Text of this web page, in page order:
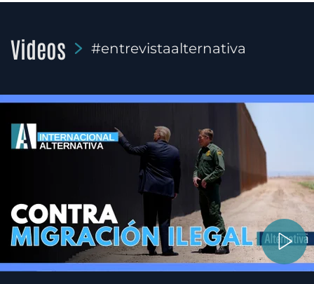
Videos #entrevistaalternativa